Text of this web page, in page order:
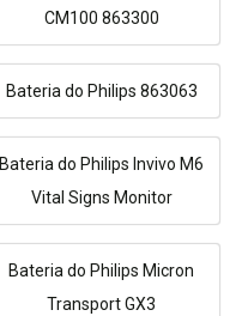
CM100 863300
Bateria do Philips 863063
Bateria do Philips Invivo M6
Vital Signs Monitor
Bateria do Philips Micron
Transport GX3